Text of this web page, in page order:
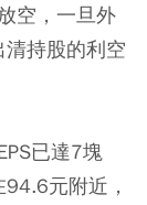
空，一旦外
持股的利空
已達7塊
元附近，